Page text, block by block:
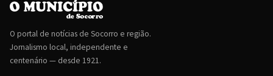
O portal de notícias de Socorro e região.
Jornalismo local, independente e
centenário — desde 1921.